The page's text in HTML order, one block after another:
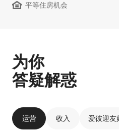
平等住房机会
为你
答疑解惑
运营 收入 爱彼迎友